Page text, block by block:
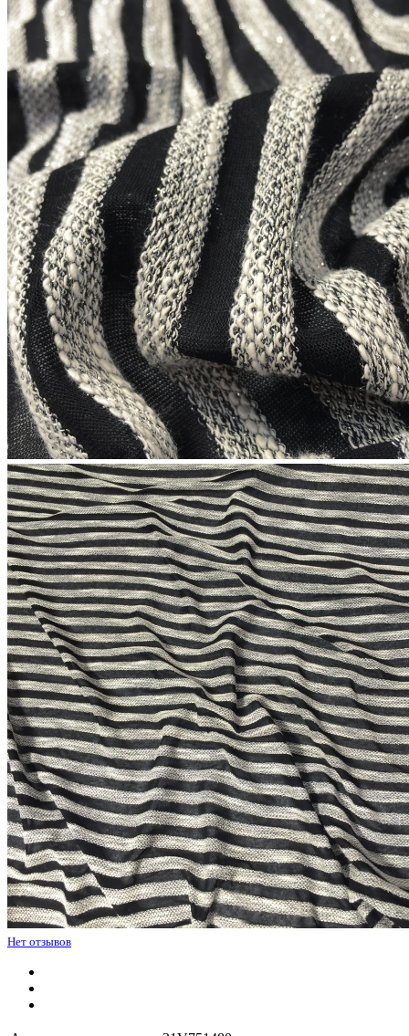
Нет отзывов